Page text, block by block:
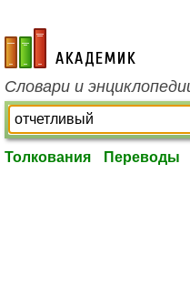
academic.ru
Словари и
Толкования Переводы